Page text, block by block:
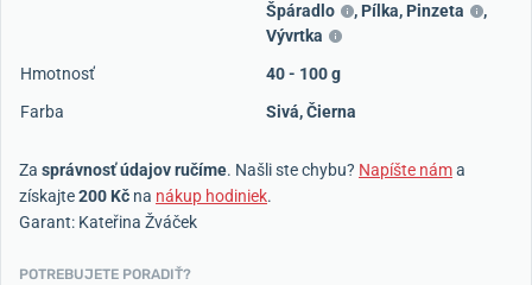
Špáradlo
, Pílka, Pinzeta
,
Vývrtka
Hmotnosť
40 - 100 g
Farba
Sivá,Čierna
Za správnosť údajov ručíme. Našli ste chybu? Napíšte náma
získajte200 Kč na nákup hodiniek.
Garant: Kateřina Žváček
POTREBUJETE PORADIŤ?